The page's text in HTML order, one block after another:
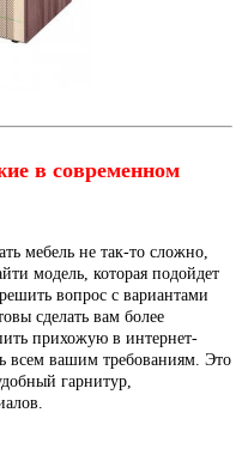
в современном
мебель не так-то сложно,
модель, которая подойдет
вопрос с вариантами
сделать вам более
прихожую в интернет-
всем вашим требованиям. Это
гарнитур,